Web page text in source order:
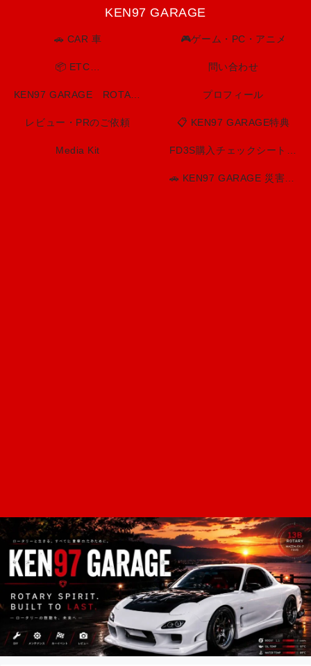
KEN97 GARAGE
🚗 CAR 車 🎮ゲーム・PC・アニメ
📦 ETC… 問い合わせ
プロフィール
レビュー・PRのご依頼 📋 KEN97 GARAGE特典
Media Kit